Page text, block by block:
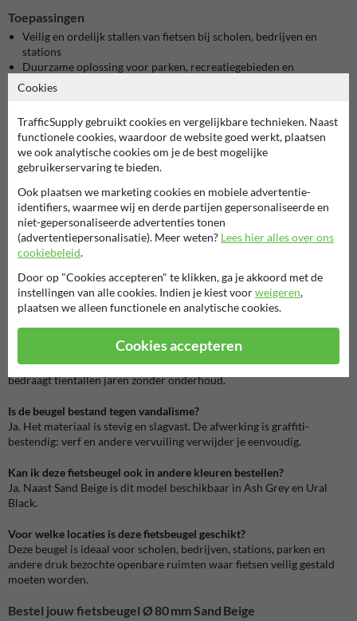
Toepassingen
Veilig en ordelijk stallen van fietsen bij scholen, bedrijven en
stations
Duurzame oplossing voor parken, recreatiegebieden en
woonwijken
Voordelen voor jou
Met deze fietsbeugel kies je voor een toekomstgerichte en praktische
oplossing:
Volledig onderhoudsvrij en eenvoudig schoon te houden
Lange levensduur dankzij weerbestendig materiaal
Circulair product: volledig vervaardigd uit gerecycleerd kunststof
Veelgestelde vragen over kunststof fietsbeugels
Hoe monteer ik deze fietsbeugel?
Je plaatst de beugel ongeveer 30 à 40 cm diep in de grond en
verankert deze met snelbeton voor maximale stabiliteit.
Hoe lang gaat een kunststof fietsbeugel mee?
Dankzij het gebruik van 100 % gerecycleerd kunststof is de
fietsbeugel rotvrij en weerbestendig. De verwachte levensduur
bedraagt tientallen jaren zonder onderhoud.
Is de beugel bestand tegen vandalisme?
Ja. Het materiaal is stevig en slagvast. De afwerking is graffiti-
bestendig: verf en andere vervuiling verwijder je eenvoudig.
Kan ik deze fietsbeugel ook in andere kleuren bestellen?
Ja. Naast Sand Beige is dit model beschikbaar in Ash Grey en Ural
Black.
Voor welke locaties is deze fietsbeugel geschikt?
Deze beugel is ideaal voor scholen, bedrijven, stations, parken en
andere druk bezochte openbare ruimten waar fietsen veilig gestald
moeten worden.
Bestel jouw fietsbeugel Ø 80 mm Sand Beige
Cookies
TrafficSupply gebruikt cookies en vergelijkbare technieken. Naast
functionele cookies, waardoor de website goed werkt, plaatsen
we ook analytische cookies om je de best mogelijke
gebruikerservaring te bieden.
Ook plaatsen we marketing cookies en mobiele advertentie-
identifiers, waarmee wij en derde partijen gepersonaliseerde en
niet-gepersonaliseerde advertenties tonen
(advertentiepersonalisatie). Meer weten? Lees hier alles over ons
cookiebeleid.
Door op "Cookies accepteren" te klikken, ga je akkoord met de
instellingen van alle cookies. Indien je kiest voorweigeren,
plaatsen we alleen functionele en analytische cookies.
Cookies accepteren